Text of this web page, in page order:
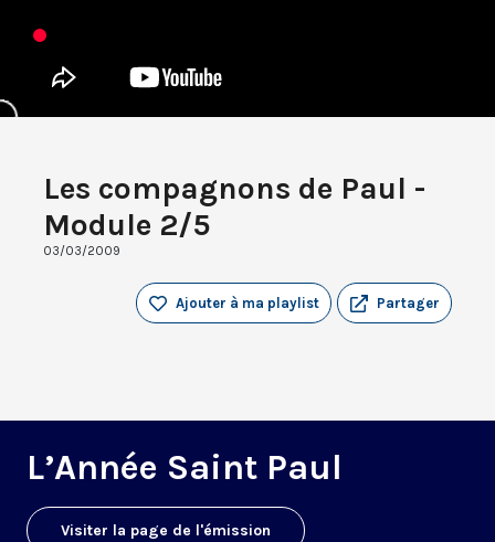
Les compagnons de Paul -
Module 2/5
03/03/2009
Partager
Ajouter à ma playlist
L’Année Saint Paul
Visiter la page de l'émission